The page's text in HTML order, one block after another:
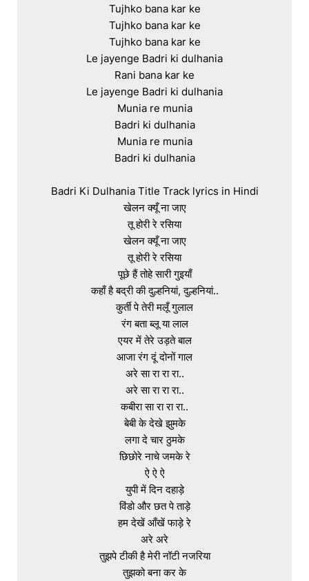
Tujhko bana kar ke
Tujhko bana kar ke
Tujhko bana kar ke
Le jayenge Badri ki dulhania
Rani bana kar ke
Le jayenge Badri ki dulhania
Munia re munia
Badri ki dulhania
Munia re munia
Badri ki dulhania
Badri Ki Dulhania Title Track lyrics in Hindi
खेलन क्यूँ ना जाए
तू होरी रे रसिया
खेलन क्यूँ ना जाए
तू होरी रे रसिया
पूछे हैं तोहे सारी गुइयाँ
कहाँ है बद्री की दुल्हनियां, दुल्हनियां..
कुर्ती पे तेरी मलूँ गुलाल
रंग बता ब्लू या लाल
एयर में तेरे उड़ते बाल
आजा रंग दूं दोनों गाल
अरे सा रा रा रा..
अरे सा रा रा रा..
कबीरा सा रा रा रा..
बेबी के देखे झुमके
लगा दे चार ठुमके
छिछोरे नाचे जमके रे
ऐ ऐ ऐ
युपी में दिन दहाड़े
विंडो और छत पे ताड़े
हम देखें आँखें फाड़े रे
अरे अरे
तुझपे टीकी है मेरी नॉटी नजरिया
तुझको बना कर के